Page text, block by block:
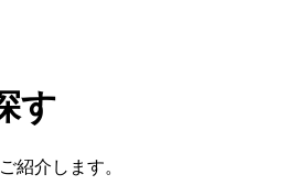
す
紹介します。